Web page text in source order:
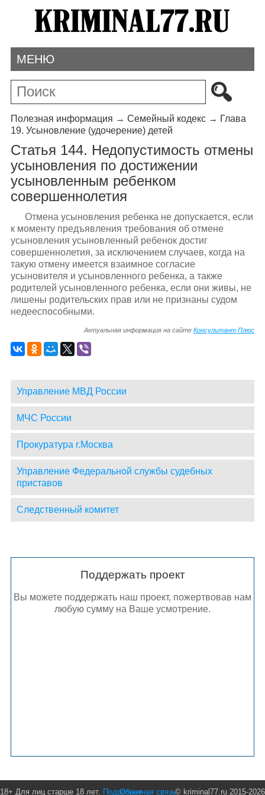
МЕНЮ
Полезная информация → Семейный кодекс→ Глава
19. Усыновление (удочерение) детей
Статья 144. Недопустимость отмены
усыновления по достижении
усыновленным ребенком
совершеннолетия
Отмена усыновления ребенка не допускается, если
к моменту предъявления требования об отмене
усыновления усыновленный ребенок достиг
совершеннолетия, за исключением случаев, когда на
такую отмену имеется взаимное согласие
усыновителя и усыновленного ребенка, а также
родителей усыновленного ребенка, если они живы, не
лишены родительских прав или не признаны судом
недееспособными.
Актуальная информация на сайтеКонсультант Плюс
Управление МВД России
МЧС России
Прокуратура г.Москва
Управление Федеральной службы судебных
приставов
Следственный комитет
Поддержать проект
Вы можете поддержать наш проект, пожертвовав нам
любую сумму на Ваше усмотрение.
18+ Для лиц старше 18 лет. Подробнее © kriminal77.ru 2015-2026
Обратная связь